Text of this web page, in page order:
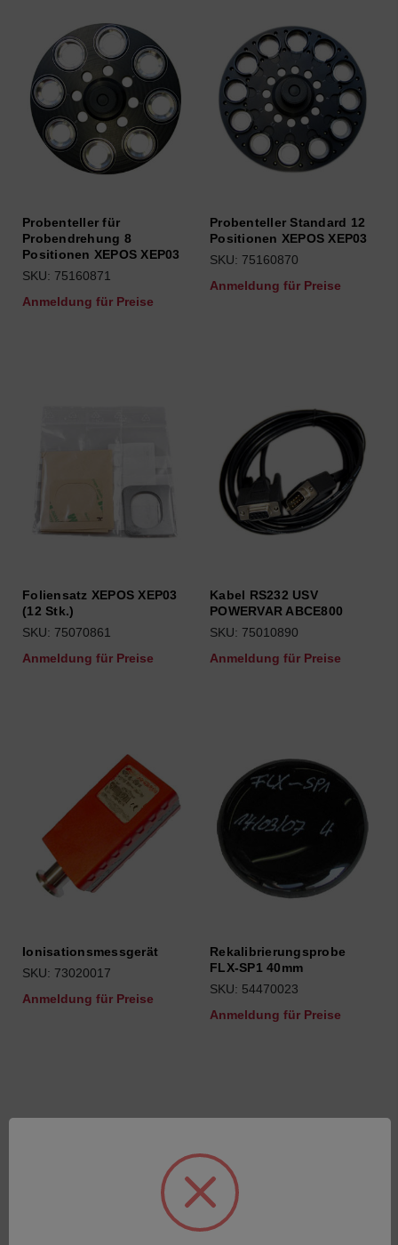
Probenteller für
Probendrehung 8
Positionen XEPOS XEP03
SKU: 75160871
Anmeldung für Preise
Probenteller Standard 12
Positionen XEPOS XEP03
SKU: 75160870
Anmeldung für Preise
Foliensatz XEPOS XEP03
(12 Stk.)
SKU: 75070861
Anmeldung für Preise
Kabel RS232 USV
POWERVAR ABCE800
SKU: 75010890
Anmeldung für Preise
Ionisationsmessgerät
SKU: 73020017
Anmeldung für Preise
Rekalibrierungsprobe
FLX-SP1 40mm
SKU: 54470023
Anmeldung für Preise